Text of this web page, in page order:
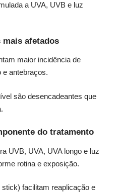
a UVA, UVB e luz
mais afetados
maior incidência de
e antebraços.
são desencadeantes que
do tratamento
UVB, UVA, UVA longo e luz
rotina e exposição.
facilitam reaplicação e